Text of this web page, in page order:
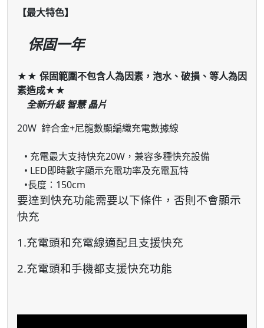
【最大特色】
保固一年
★★ 保固範圍不包含人為因素，泡水、破損、等人為因
素造成★★
全新升級 智慧 晶片
20W 鋅合金+尼龍數顯編織充電數據線
• 充電最大支持快充20W，兼容多種快充設備
• LED即時數字顯示充電功率及充電瓦特
•長度：150cm
要達到快充功能需要以下條件，否則不會顯示
快充
1.充電頭和充電線適配且支援快充
2.充電頭和手機都支援快充功能